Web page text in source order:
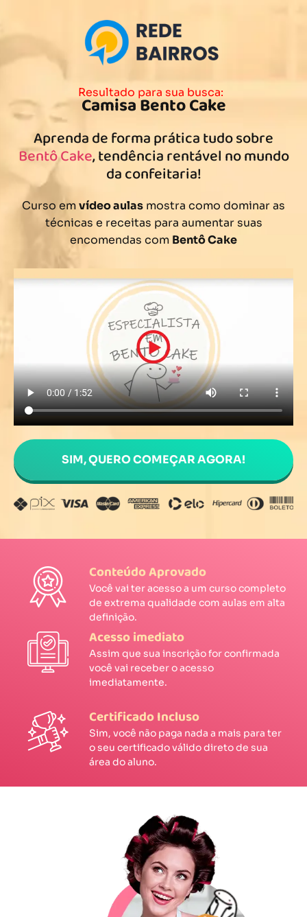
Resultado para sua busca:
Camisa Bento Cake
Aprenda de forma prática tudo sobre
Bentô Cake, tendência rentável no mundo
da confeitaria!
Curso emvídeo aulas mostra como dominar as
técnicas e receitas para aumentar suas
encomendas com Bentô Cake
SIM, QUERO COMEÇAR AGORA!
Conteúdo Aprovado
Você vai ter acesso a um curso completo
de extrema qualidade com aulas em alta
definição.
Acesso imediato
Assim que sua inscrição for confirmada
você vai receber o acesso
imediatamente.
Certificado Incluso
Sim, você não paga nada a mais para ter
o seu certificado válido direto de sua
área do aluno.